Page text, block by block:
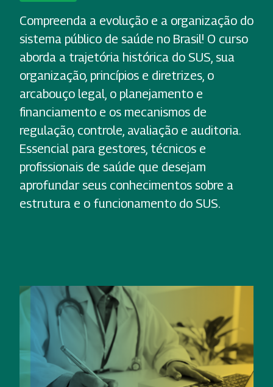
Compreenda a evolução e a organização do
sistema público de saúde no Brasil! O curso
aborda a trajetória histórica do SUS, sua
organização, princípios e diretrizes, o
arcabouço legal, o planejamento e
financiamento e os mecanismos de
regulação, controle, avaliação e auditoria.
Essencial para gestores, técnicos e
profissionais de saúde que desejam
aprofundar seus conhecimentos sobre a
estrutura e o funcionamento do SUS.